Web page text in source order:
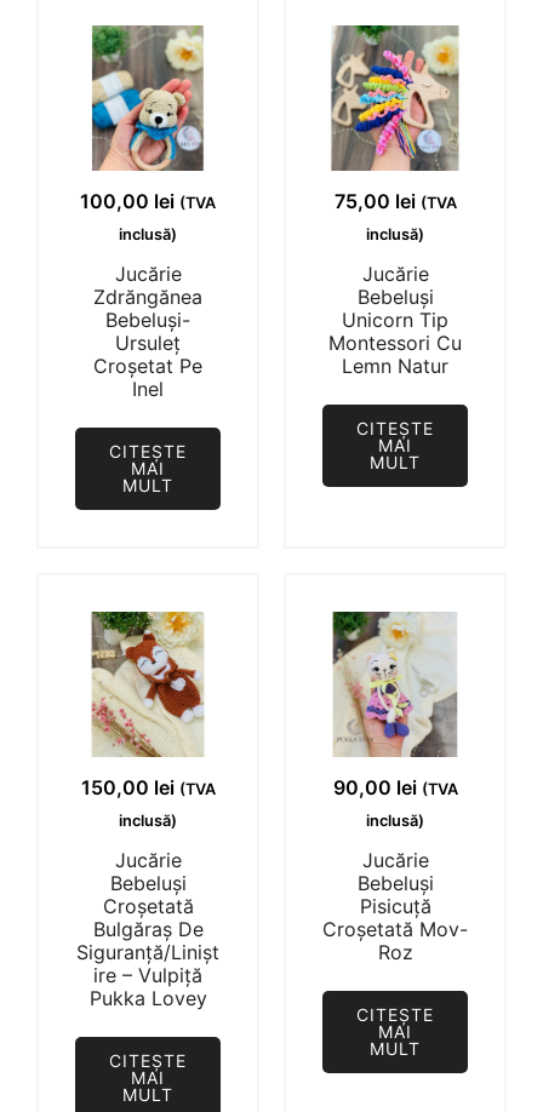
100,00 lei (TVA
inclusă)
Jucărie
Zdrăngănea
Bebeluși-
Ursuleț
Croșetat Pe
Inel
CITEȘTE
MAI
MULT
75,00 lei (TVA
inclusă)
Jucărie
Bebeluși
Unicorn Tip
Montessori Cu
Lemn Natur
CITEȘTE
MAI
MULT
150,00 lei (TVA
inclusă)
Jucărie
Bebeluși
Croșetată
Bulgăraș De
Siguranță/Linișt
ire – Vulpiță
Pukka Lovey
CITEȘTE
MAI
MULT
90,00 lei (TVA
inclusă)
Jucărie
Bebeluși
Pisicuță
Croșetată Mov-
Roz
CITEȘTE
MAI
MULT